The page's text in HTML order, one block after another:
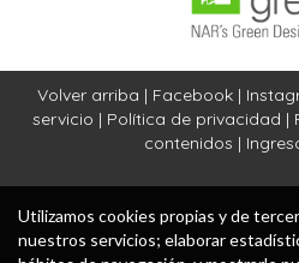
Volver arriba | Facebook|
servicio | Política de privacidad |
contenidos |
Utilizamos cookies propias y de
nuestros servicios; elaborar